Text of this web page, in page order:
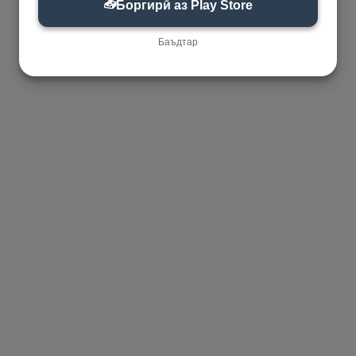
📥Боргирӣ аз Play Store
Баъдтар